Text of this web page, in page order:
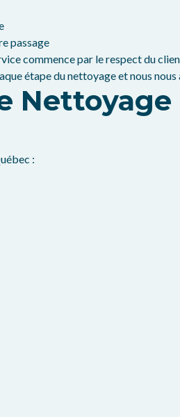
passage
commence par le respect du
étape du nettoyage et nous
: